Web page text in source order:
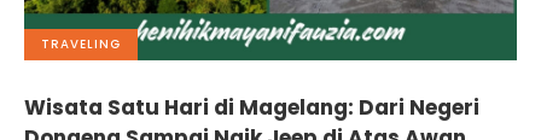
TRAVELING
Wisata Satu Hari di Magelang: Dari Negeri